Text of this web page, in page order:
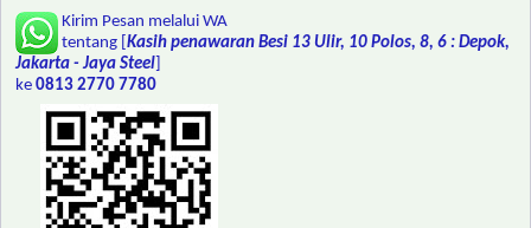
Kirim Pesan melalui WA
tentang [ Kasih penawaran Besi 13 Ulir, 10 Polos, 8, 6 : Depok,
Jakarta - Jaya Steel
ke 0813 2770 7780